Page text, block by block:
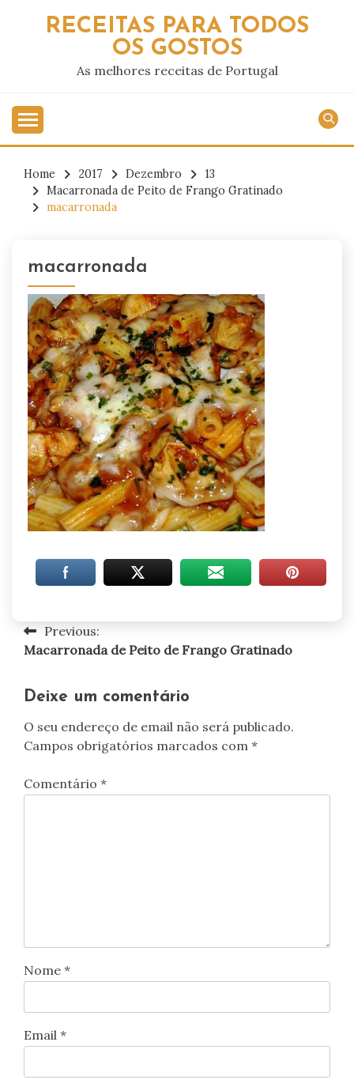
RECEITAS PARA TODOS
OS GOSTOS
As melhores receitas de Portugal
Home 2017 Dezembro
13
Macarronada de Peito de Frango Gratinado
macarronada
macarronada
Navegação
artigos
Previous:
Macarronada de Peito de Frango Gratinado
Deixe um comentário
O seu endereço de email não será publicado.
Campos obrigatórios marcados com *
Comentário *
Nome *
Email *